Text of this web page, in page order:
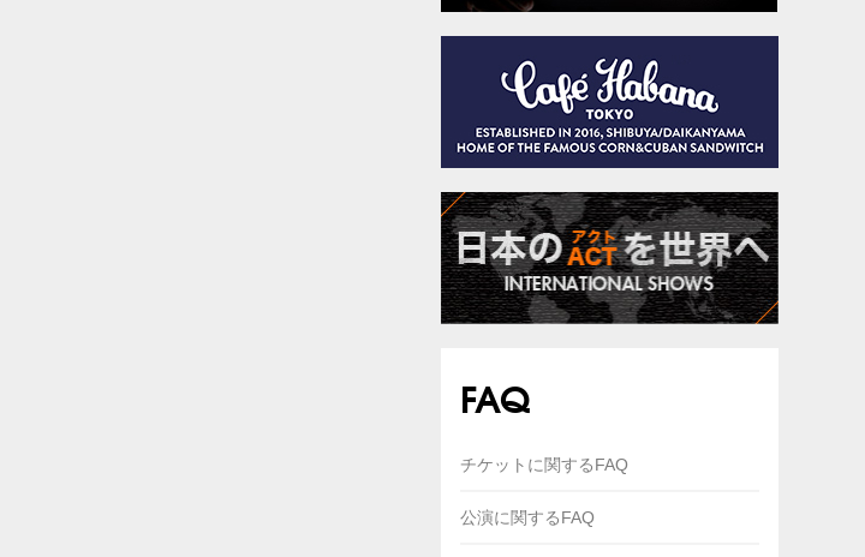
FAQ
チケットに関するFAQ
公演に関するFAQ